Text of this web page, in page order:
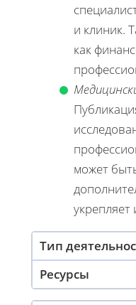
и клиник.
как
может
укрепляет
Тип
Ресурсы